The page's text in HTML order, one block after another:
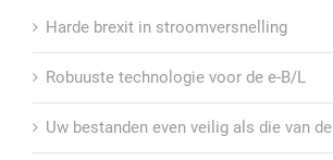
Harde brexit in stroomversnelling
Robuuste technologie voor de e-B/L
Uw bestanden even veilig als die van